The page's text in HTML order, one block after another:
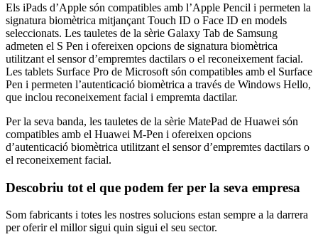
Els iPads d’Apple són compatibles amb l’Apple Pencil i permeten la
signatura biomètrica mitjançant Touch ID o Face ID en models
seleccionats. Les tauletes de la sèrie Galaxy Tab de Samsung
admeten el S Pen i ofereixen opcions de signatura biomètrica
utilitzant el sensor d’empremtes dactilars o el reconeixement facial.
Les tablets Surface Pro de Microsoft són compatibles amb el Surface
Pen i permeten l’autenticació biomètrica a través de Windows Hello,
que inclou reconeixement facial i empremta dactilar.
Per la seva banda, les tauletes de la sèrie MatePad de Huawei són
compatibles amb el Huawei M-Pen i ofereixen opcions
d’autenticació biomètrica utilitzant el sensor d’empremtes dactilars o
el reconeixement facial.
Descobriu tot el que podem fer per la seva empresa
Som fabricants i totes les nostres solucions estan sempre a la darrera
per oferir el millor sigui quin sigui el seu sector.